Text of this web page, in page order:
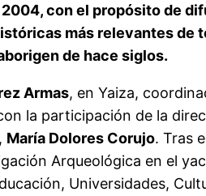
con el propósito de
más relevantes de
de hace siglos.
Armas, en Yaiza,
la participación de la
María Dolores Corujo. Tras
Arqueológica en el
Universidades,